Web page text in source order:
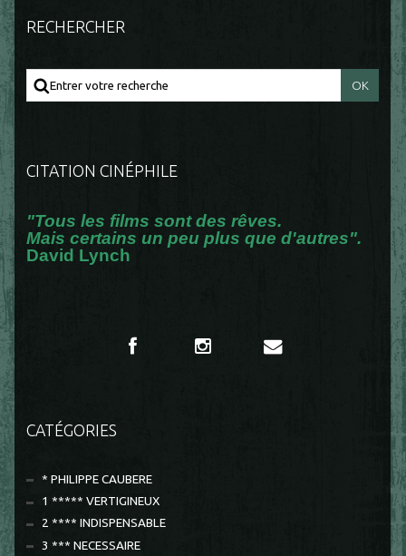
RECHERCHER
CITATION CINÉPHILE
"Tous les films sont des rêves.
Mais certains un peu plus que d'autres".
David Lynch
CATÉGORIES
* PHILIPPE CAUBERE
1 ***** VERTIGINEUX
2 **** INDISPENSABLE
3 *** NECESSAIRE